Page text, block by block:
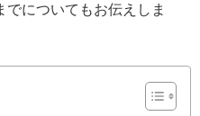
についてもお伝えしま